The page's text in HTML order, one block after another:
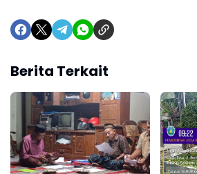
Berita Terkait